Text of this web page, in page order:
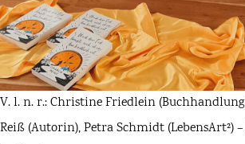
V. l. n. r.: Christine Friedlein
Reiß (Autorin), Petra Schmidt (LebensArt²)